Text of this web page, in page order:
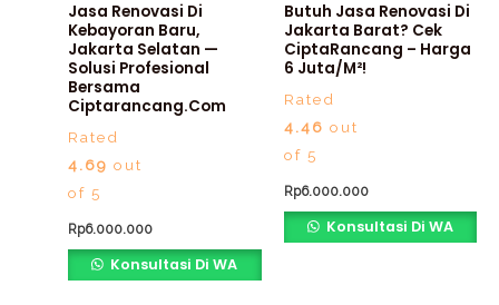
Jasa Renovasi Di
Kebayoran Baru,
Jakarta Selatan —
Solusi Profesional
Bersama
Ciptarancang.com
Rated
4.69 out
of 5
Rp6.000.000
Konsultasi Di WA
Butuh Jasa Renovasi Di
Jakarta Barat? Cek
CiptaRancang – Harga
6 Juta/m²!
Rated
4.46 out
of 5
Rp6.000.000
Konsultasi Di WA